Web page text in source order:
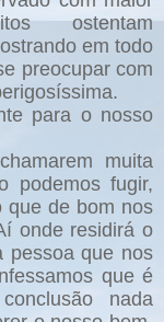
ostentam
em todo
preocupar com
para o nosso
muita
podemos fugir,
que de bom nos
onde residirá o
pessoa que nos
que é
nada